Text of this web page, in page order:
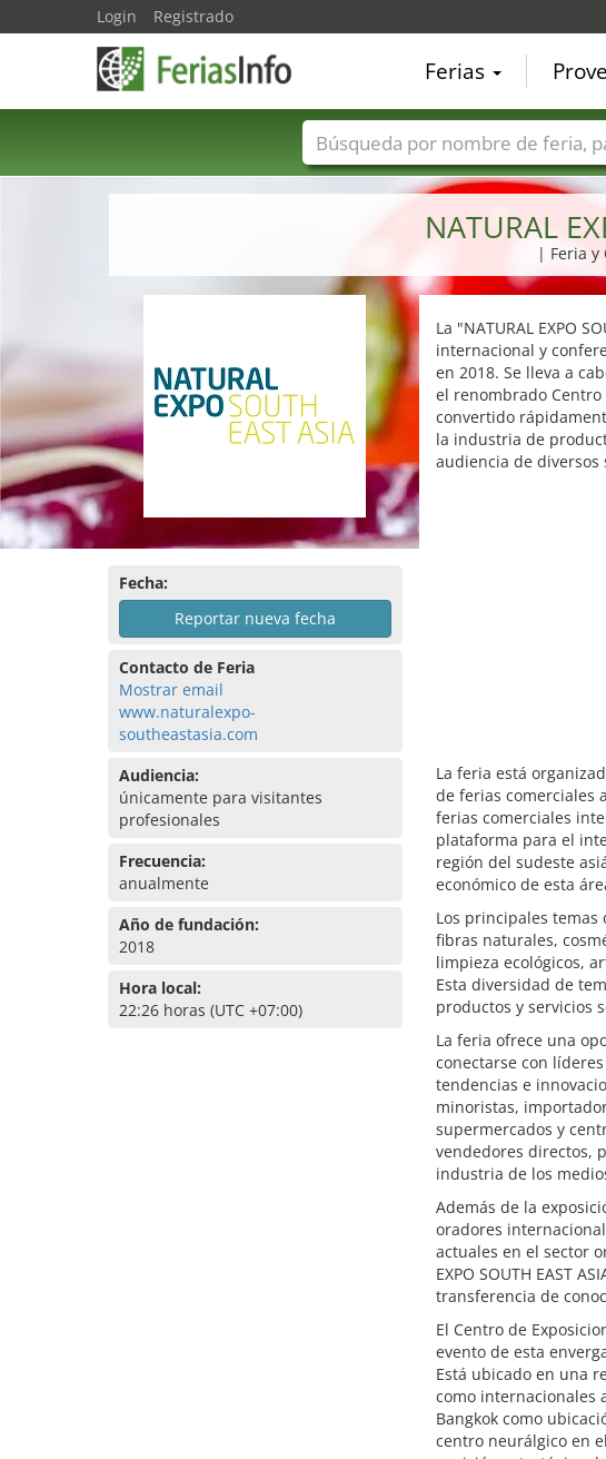
NATURAL
| Feria y
Fecha:
Reportar nueva fecha
Contacto de Feria
Mostrar email
www.naturalexpo-
southeastasia.com
Audiencia:
únicamente para visitantes
profesionales
Frecuencia:
anualmente
Año de fundación:
2018
Hora local:
22:26 horas (UTC +07:00)
La "NATURAL EXPO
internacional y
en 2018. Se lleva a
el renombrado Centro
convertido
la industria de
audiencia de diversos
La feria está
de ferias comerciales
ferias comerciales
plataforma para el
región del sudeste
económico de esta
Los principales
fibras naturales,
limpieza ecológicos,
Esta diversidad de
productos y servicios
La feria ofrece una
conectarse con
tendencias e
minoristas,
supermercados y
vendedores directos,
industria de los
Además de la
oradores
actuales en el sector
EXPO SOUTH EAST
transferencia de
El Centro de
evento de esta
Está ubicado en una
como internacionales
Bangkok como
centro neurálgico en
Login Registrado
Ferias
Nombres de ferias Países